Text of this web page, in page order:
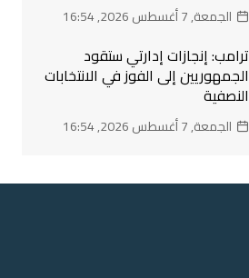
الجمعة, 7 أغسطس 2026, 16:54
ترامب: إنجازات إدارتي ستقود
الجمهوريين إلى الفوز في الانتخابات
النصفية
الجمعة, 7 أغسطس 2026, 16:54